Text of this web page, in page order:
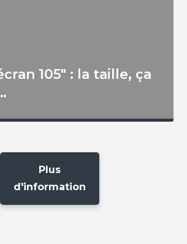
105″ : la taille, ça
Plus
d'information